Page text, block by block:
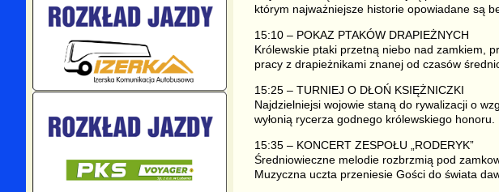
którym najważniejsze historie opowiadane są
15:10 – POKAZ PTAKÓW DRAPIEŻNYCH
Królewskie ptaki przetną niebo nad zamkiem,
pracy z drapieżnikami znanej od czasów
15:25 – TURNIEJ O DŁOŃ KSIĘŻNICZKI
Najdzielniejsi wojowie staną do rywalizacji o
wyłonią rycerza godnego królewskiego honoru.
15:35 – KONCERT ZESPOŁU „RODERYK”
Średniowieczne melodie rozbrzmią pod
Muzyczna uczta przeniesie Gości do świata